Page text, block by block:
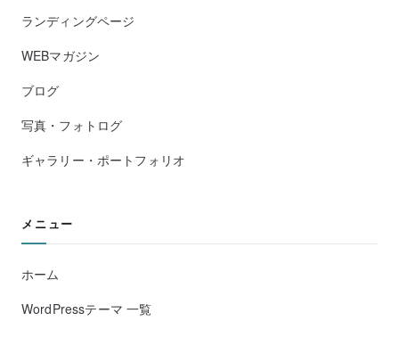
ランディングページ
WEBマガジン
ブログ
写真・フォトログ
ギャラリー・ポートフォリオ
メニュー
ホーム
WordPressテーマ 一覧